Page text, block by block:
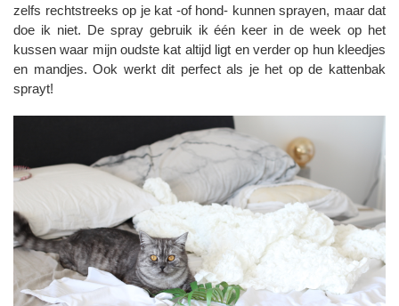
zelfs rechtstreeks op je kat -of hond- kunnen sprayen, maar dat
doe ik niet. De spray gebruik ik één keer in de week op het
kussen waar mijn oudste kat altijd ligt en verder op hun kleedjes
en mandjes. Ook werkt dit perfect als je het op de kattenbak
sprayt!